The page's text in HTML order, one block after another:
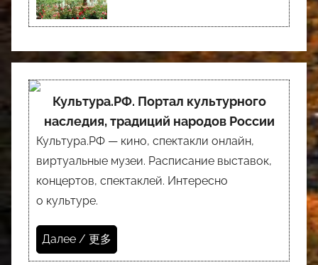
Культура.РФ. Портал культурного
наследия, традиций народов России
Культура.РФ — кино, спектакли онлайн,
виртуальные музеи. Расписание выставок,
концертов, спектаклей. Интересно
о культуре.
Далее / 更多